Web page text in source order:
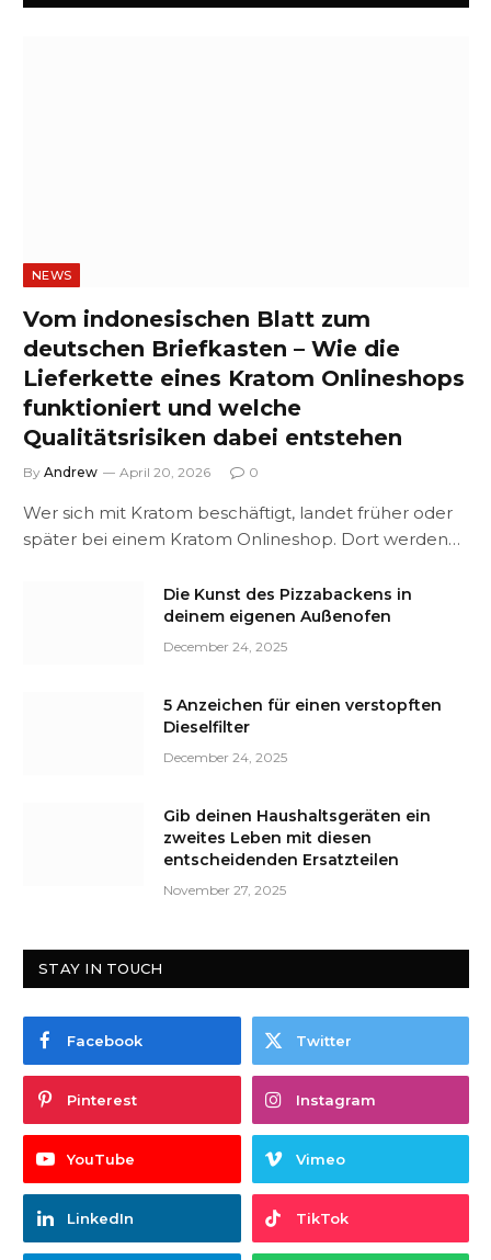
NEWS
Vom indonesischen Blatt zum
deutschen Briefkasten – Wie die
Lieferkette eines Kratom Onlineshops
funktioniert und welche
Qualitätsrisiken dabei entstehen
By Andrew April 20, 2026 0
Wer sich mit Kratom beschäftigt, landet früher oder
später bei einem Kratom Onlineshop. Dort werden…
Die Kunst des Pizzabackens in
deinem eigenen Außenofen
December 24, 2025
5 Anzeichen für einen verstopften
Dieselfilter
December 24, 2025
Gib deinen Haushaltsgeräten ein
zweites Leben mit diesen
entscheidenden Ersatzteilen
November 27, 2025
STAY IN TOUCH
Facebook Twitter
Pinterest Instagram
YouTube Vimeo
LinkedIn TikTok